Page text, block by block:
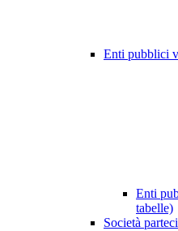
Enti pubblici
Enti
tabelle)
Società